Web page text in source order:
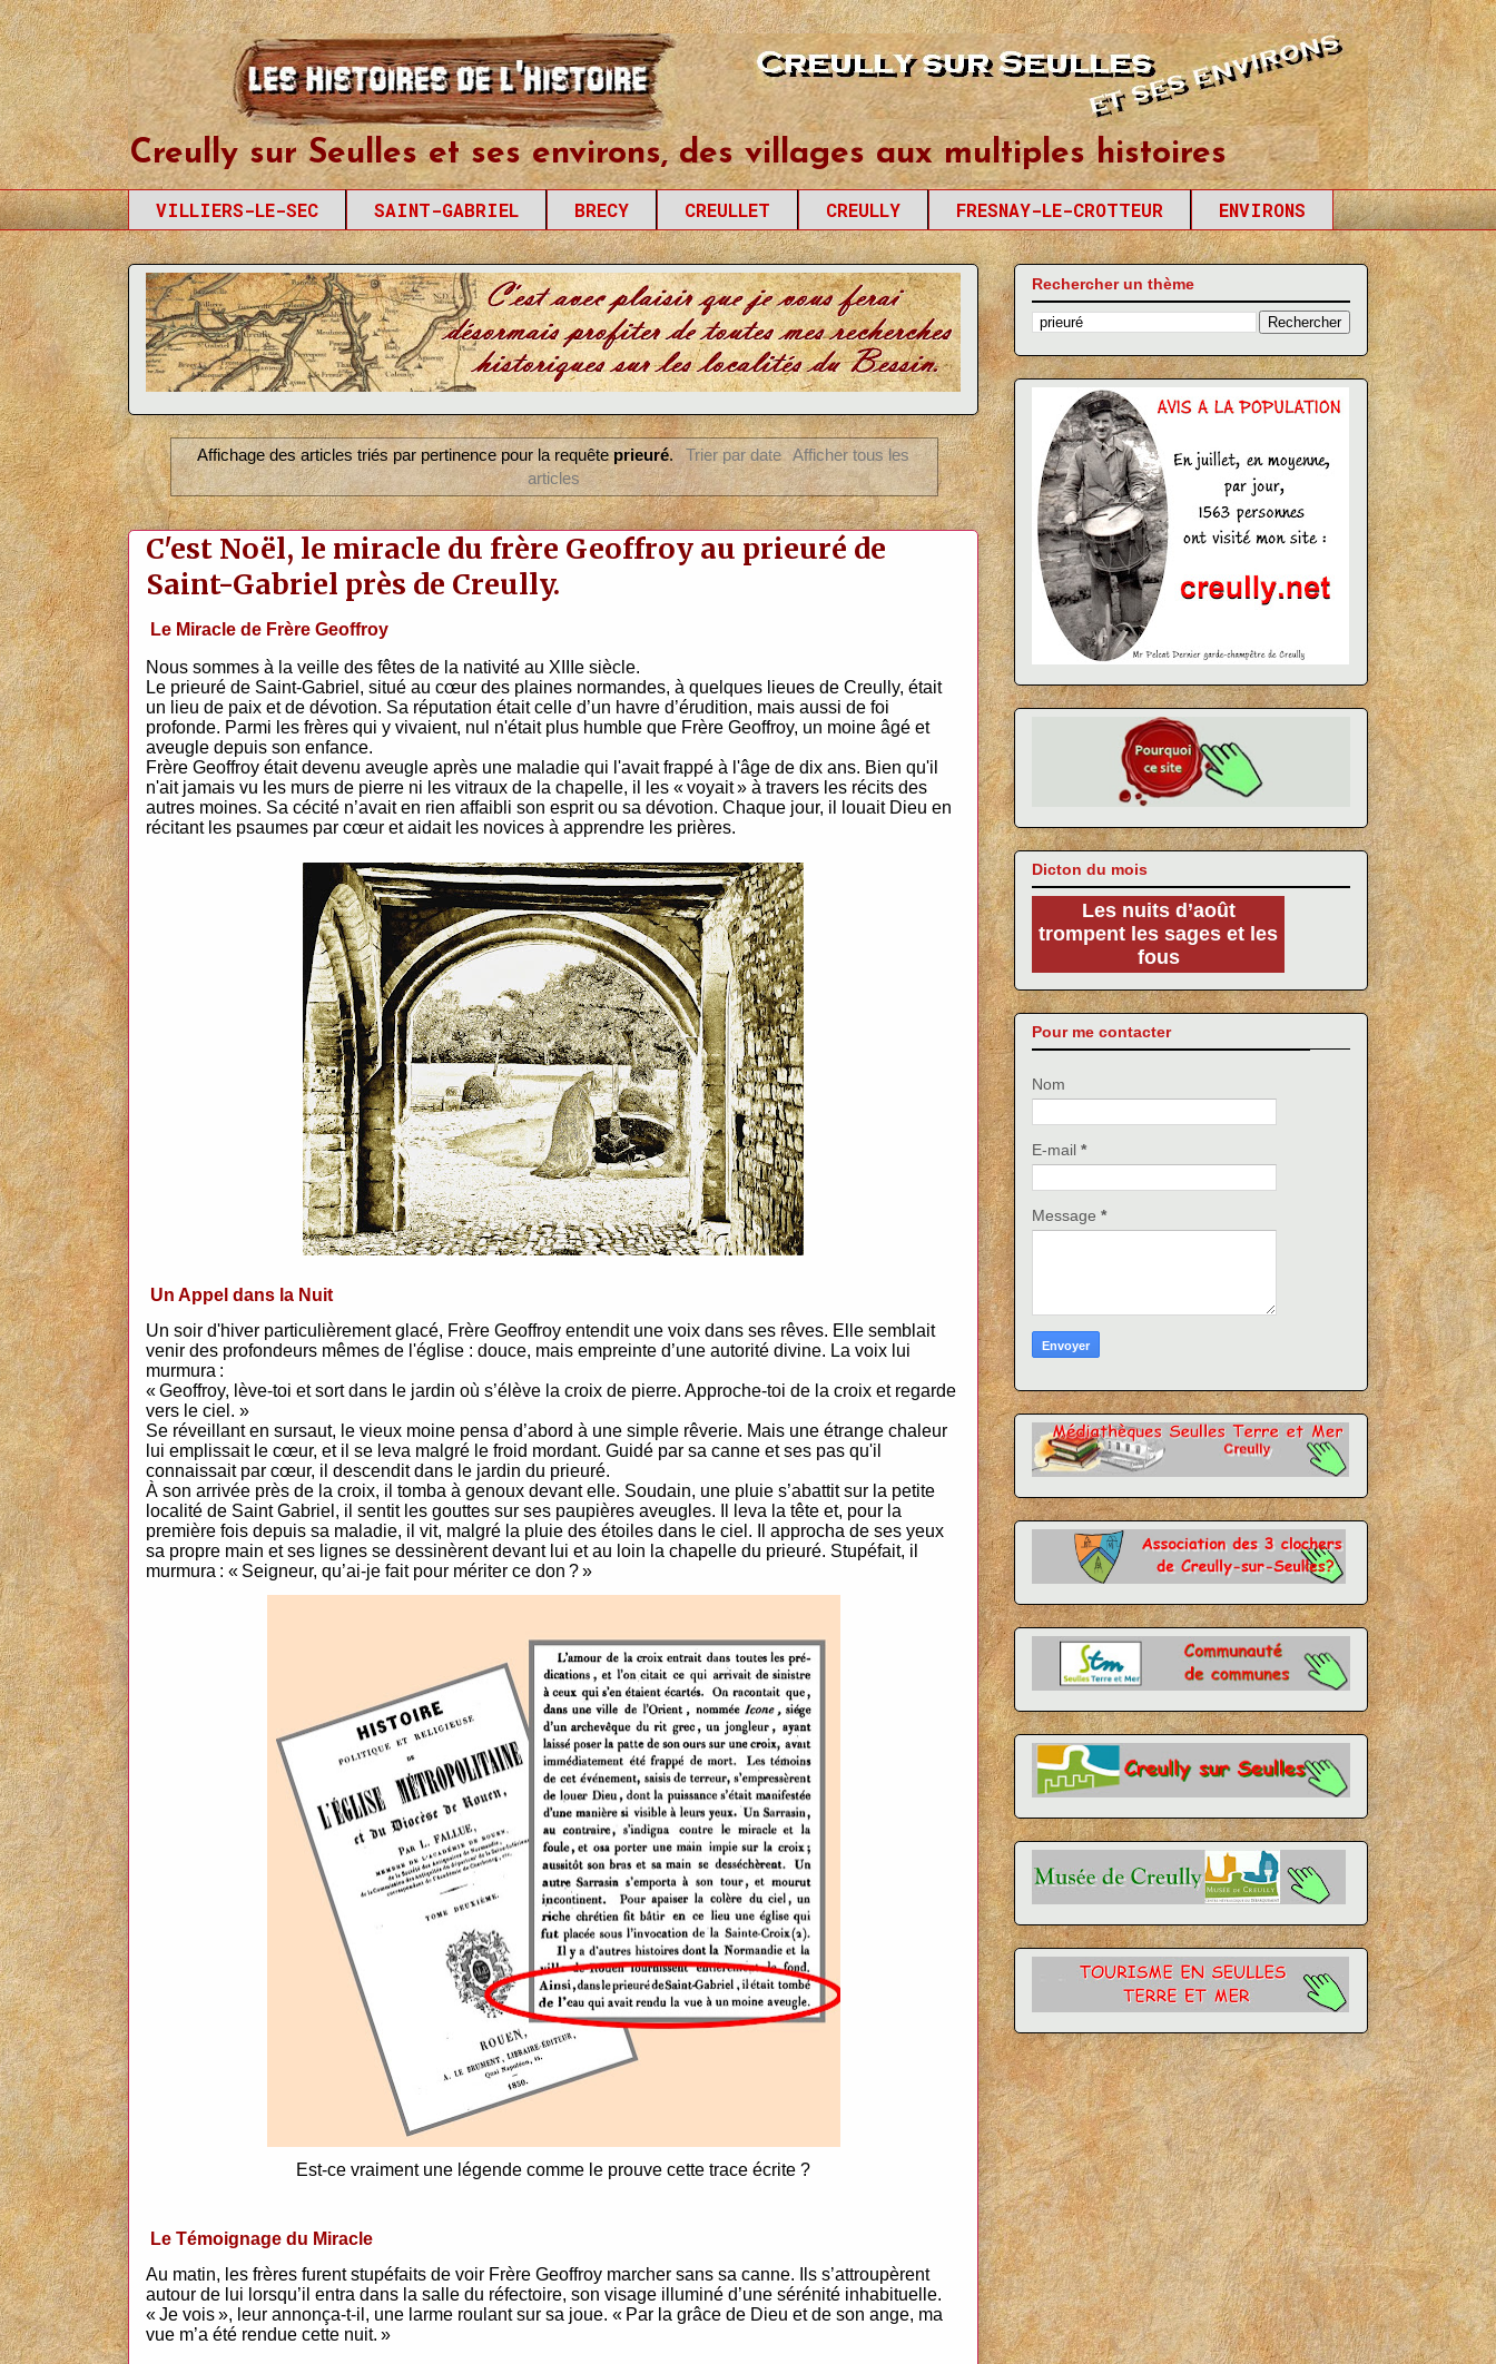
Creully sur Seulles
Creully sur Seulles et ses environs, des villages aux multiples histoires
VILLIERS-LE-SEC SAINT-GABRIEL BRECY CREULLET CREULLY FRESNAY-LE-CROTTEUR ENVIRONS
Affichage des articles triés par pertinence pour la requêteprieuré. Trier par date Afficher tous les
articles
C'est Noël, le miracle du frère Geoffroy au prieuré de
Saint-Gabriel près de Creully.
Le Miracle de Frère Geoffroy
Nous sommes à la veille des fêtes de la nativité au XIIIe siècle.
Le prieuré de Saint-Gabriel, situé au cœur des plaines normandes, à quelques lieues de Creully, était
un lieu de paix et de dévotion. Sa réputation était celle d’un havre d’érudition, mais aussi de foi
profonde. Parmi les frères qui y vivaient, nul n'était plus humble que Frère Geoffroy, un moine âgé et
aveugle depuis son enfance.
Frère Geoffroy était devenu aveugle après une maladie qui l'avait frappé à l'âge de dix ans. Bien qu'il
n'ait jamais vu les murs de pierre ni les vitraux de la chapelle, il les « voyait » à travers les récits des
autres moines. Sa cécité n’avait en rien affaibli son esprit ou sa dévotion. Chaque jour, il louait Dieu en
récitant les psaumes par cœur et aidait les novices à apprendre les prières.
Un Appel dans la Nuit
Un soir d'hiver particulièrement glacé, Frère Geoffroy entendit une voix dans ses rêves. Elle semblait
venir des profondeurs mêmes de l'église : douce, mais empreinte d’une autorité divine. La voix lui
murmura :
« Geoffroy, lève-toi et sort dans le jardin où s’élève la croix de pierre. Approche-toi de la croix et regarde
vers le ciel. »
Se réveillant en sursaut, le vieux moine pensa d’abord à une simple rêverie. Mais une étrange chaleur
lui emplissait le cœur, et il se leva malgré le froid mordant. Guidé par sa canne et ses pas qu'il
connaissait par cœur, il descendit dans le jardin du prieuré.
À son arrivée près de la croix, il tomba à genoux devant elle. Soudain, une pluie s’abattit sur la petite
localité de Saint Gabriel, il sentit les gouttes sur ses paupières aveugles. Il leva la tête et, pour la
première fois depuis sa maladie, il vit, malgré la pluie des étoiles dans le ciel. Il approcha de ses yeux
sa propre main et ses lignes se dessinèrent devant lui et au loin la chapelle du prieuré. Stupéfait, il
murmura : « Seigneur, qu’ai-je fait pour mériter ce don ? »
Est-ce vraiment une légende comme le prouve cette trace écrite ?
Le Témoignage du Miracle
Au matin, les frères furent stupéfaits de voir Frère Geoffroy marcher sans sa canne. Ils s’attroupèrent
autour de lui lorsqu’il entra dans la salle du réfectoire, son visage illuminé d’une sérénité inhabituelle.
« Je vois », leur annonça-t-il, une larme roulant sur sa joue. « Par la grâce de Dieu et de son ange, ma
vue m’a été rendue cette nuit. »
Rechercher un thème
Dicton du mois
Les nuits d’août
trompent les sages et les
fous
Pour me contacter
Nom
E-mail *
Message *